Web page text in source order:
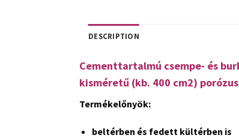
DESCRIPTION
Cementtartalmú csempe- és
kisméretű (kb. 400 cm2)
Termékelőnyök:
beltérben és fedett kültérben is